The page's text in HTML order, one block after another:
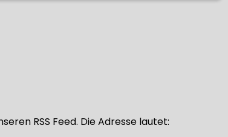
RSS Feed. Die Adresse lautet: